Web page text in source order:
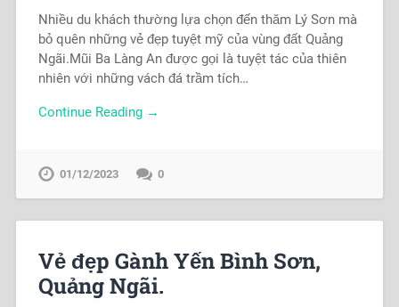
Nhiều du khách thường lựa chọn đến thăm Lý Sơn mà
bỏ quên những vẻ đẹp tuyệt mỹ của vùng đất Quảng
Ngãi.Mũi Ba Làng An được gọi là tuyệt tác của thiên
nhiên với những vách đá trầm tích…
Continue Reading →
01/12/2023 0
Vẻ đẹp Gành Yến Bình Sơn,
Quảng Ngãi.